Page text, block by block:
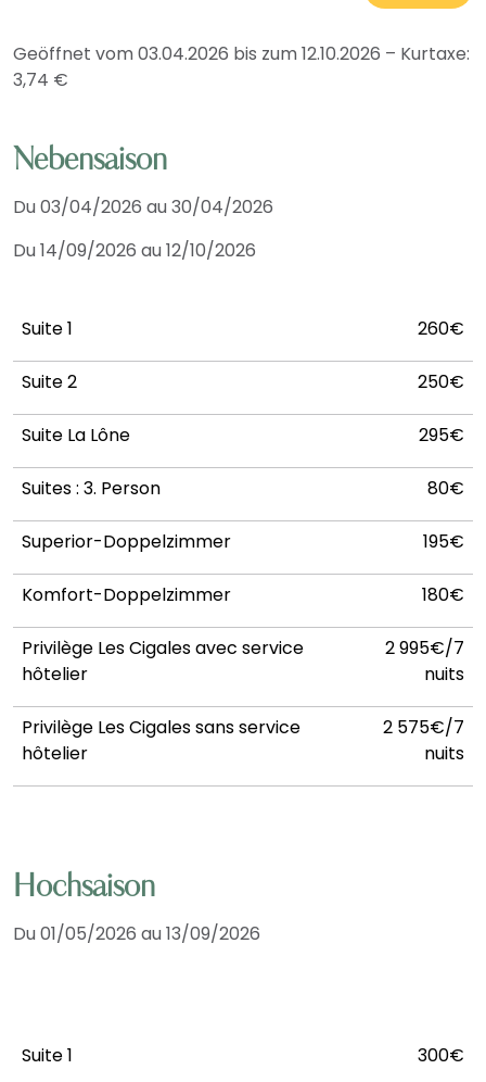
Geöffnet vom 03.04.2026 bis zum 12.10.2026 – Kurtaxe:
3,74 €
Nebensaison
Du 03/04/2026 au 30/04/2026
Du 14/09/2026 au 12/10/2026
Suite 1 260€
Suite 2 250€
Suite La Lône 295€
Suites : 3. Person 80€
Superior-Doppelzimmer 195€
Komfort-Doppelzimmer 180€
Privilège Les Cigales avec service
hôtelier
2 995€/7
nuits
Privilège Les Cigales sans service
hôtelier
2 575€/7
nuits
Hochsaison
Du 01/05/2026 au 13/09/2026
Suite 1 300€